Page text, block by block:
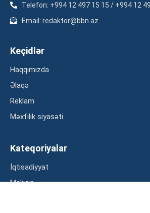
Telefon: +994 12 497 15 15 / +994 12
Email: redaktor@bbn.az
Keçidlər
Haqqımızda
Əlaqə
Reklam
Məxfilik siyasəti
Kateqoriyalar
İqtisadiyyat
Maliyyə